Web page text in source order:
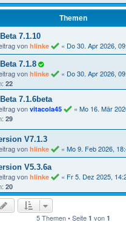
Themen
7.1.10
von hlinke « Do 30. Apr 2026,
7.1.8
von hlinke « Do 30. Apr 2026,
22
7.1.6beta
von vitacola45 « Mo 16. Mär
29
V7.1.3
von hlinke « Mo 9. Feb 2026,
V5.3.6a
von hlinke « Fr 5. Dez 2025,
20
5 Themen • Seite 1 von 1